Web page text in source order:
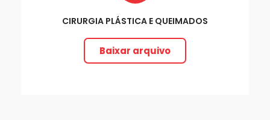
CIRURGIA PLÁSTICA E QUEIMADOS
Baixar arquivo